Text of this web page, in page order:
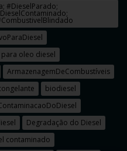
#DieselParado;
oleo diesel
ArmazenagemDeCombustíveis
biodiesel
Degradação do Diesel
contaminado